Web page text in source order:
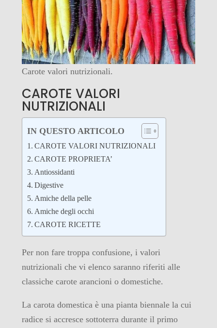
Carote valori nutrizionali.
CAROTE VALORI
NUTRIZIONALI
IN QUESTO ARTICOLO
CAROTE VALORI NUTRIZIONALI
CAROTE PROPRIETA’
Antiossidanti
Digestive
Amiche della pelle
Amiche degli occhi
CAROTE RICETTE
Per non fare troppa confusione, i valori
nutrizionali che vi elenco saranno riferiti alle
classiche carote arancioni o domestiche.
La carota domestica è una pianta biennale la cui
radice si accresce sottoterra durante il primo